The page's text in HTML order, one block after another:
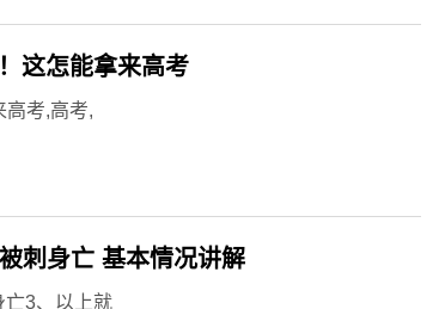
这怎能拿来高考
高考,高考,
刺身亡 基本情况讲解
亡3、以上就